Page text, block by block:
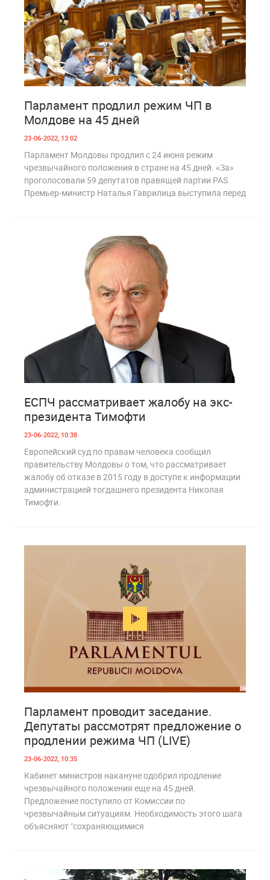
Парламент продлил режим ЧП в
Молдове на 45 дней
23-06-2022, 13:02
Парламент Молдовы продлил с 24 июня режим
чрезвычайного положения в стране на 45 дней. «За»
проголосовали 59 депутатов правящей партии PAS.
Премьер-министр Наталья Гаврилица выступила перед
ЕСПЧ рассматривает жалобу на экс-
президента Тимофти
23-06-2022, 10:38
Европейский суд по правам человека сообщил
правительству Молдовы о том, что рассматривает
жалобу об отказе в 2015 году в доступе к информации
администрацией тогдашнего президента Николая
Тимофти.
Парламент проводит заседание.
Депутаты рассмотрят предложение о
продлении режима ЧП (LIVE)
23-06-2022, 10:35
Кабинет министров накануне одобрил продление
чрезвычайного положения еще на 45 дней.
Предложение поступило от Комиссии по
чрезвычайным ситуациям. Необходимость этого шага
объясняют "сохраняющимися